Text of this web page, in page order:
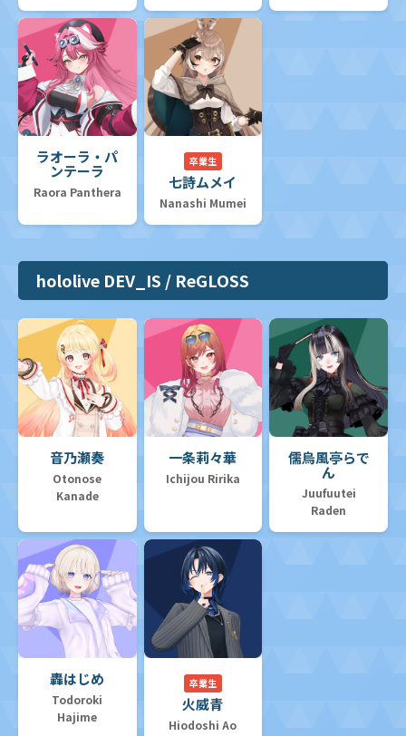
ラオーラ・パ
ンテーラ
Raora Panthera
卒業生
七詩ムメイ
Nanashi Mumei
hololive DEV_IS / ReGLOSS
音乃瀬奏
Otonose
Kanade
一条莉々華
Ichijou Ririka
儒烏風亭らで
ん
Juufuutei
Raden
轟はじめ
Todoroki
Hajime
卒業生
火威青
Hiodoshi Ao